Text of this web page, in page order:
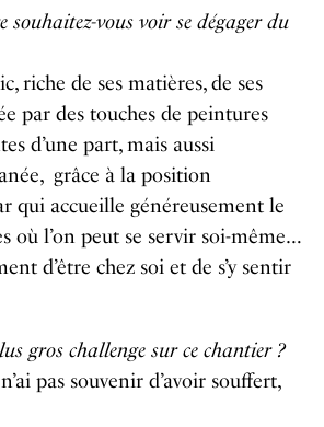
souhaitez-vous voir se dégager du
riche de ses matières, de ses
par des touches de peintures
d’une part, mais aussi
grâce à la position
qui accueille généreusement le
où l’on peut se servir soi-même…
d’être chez soi et de s’y sentir
gros challenge sur ce chantier ?
pas souvenir d’avoir souffert,